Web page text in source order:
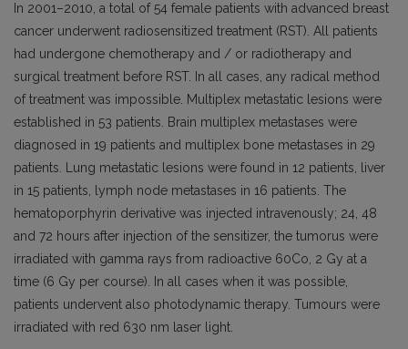
In 2001–2010, a total of 54 female patients with advanced breast
cancer underwent radiosensitized treatment (RST). All patients
had undergone chemotherapy and / or radiotherapy and
surgical treatment before RST. In all cases, any radical method
of treatment was impossible. Multiplex metastatic lesions were
established in 53 patients. Brain multiplex metastases were
diagnosed in 19 patients and multiplex bone metastases in 29
patients. Lung metastatic lesions were found in 12 patients, liver
in 15 patients, lymph node metastases in 16 patients. The
hematoporphyrin derivative was injected intravenously; 24, 48
and 72 hours after injection of the sensitizer, the tumorus were
irradiated with gamma rays from radioactive 60Co, 2 Gy at a
time (6 Gy per course). In all cases when it was possible,
patients undervent also photodynamic therapy. Tumours were
irradiated with red 630 nm laser light.